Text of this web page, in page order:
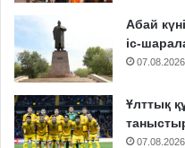
Абай
іс-
07.08.2026
Ұлттық
07.08.2026